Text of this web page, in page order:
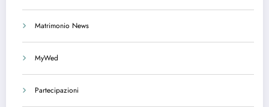
Matrimonio News
MyWed
Partecipazioni